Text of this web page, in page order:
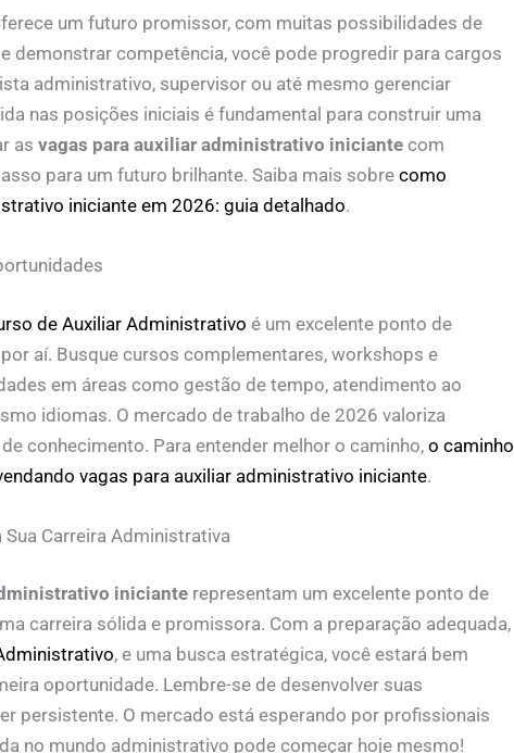
um futuro promissor, com muitas possibilidades de
demonstrar competência, você pode progredir para cargos
administrativo, supervisor ou até mesmo gerenciar
nas posições iniciais é fundamental para construir uma
as vagas para auxiliar administrativo iniciantecom
para um futuro brilhante. Saiba mais sobre como
iniciante em 2026: guia detalhado.
de Auxiliar Administrativo é um excelente ponto de
aí. Busque cursos complementares, workshops e
em áreas como gestão de tempo, atendimento ao
idiomas. O mercado de trabalho de 2026 valoriza
conhecimento. Para entender melhor o caminho, o caminho
vagas para auxiliar administrativo iniciante.
Carreira Administrativa
inicianterepresentam um excelente ponto de
carreira sólida e promissora. Com a preparação adequada,
, e uma busca estratégica, você estará bem
oportunidade. Lembre-se de desenvolver suas
persistente. O mercado está esperando por profissionais
no mundo administrativo pode começar hoje mesmo!